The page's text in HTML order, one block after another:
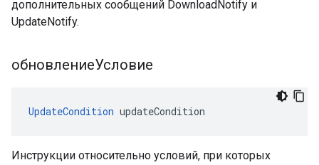
дополнительных сообщений DownloadNotify и
UpdateNotify.
обновлениеУсловие
UpdateCondition updateCondition
Инструкции относительно условий, при которых